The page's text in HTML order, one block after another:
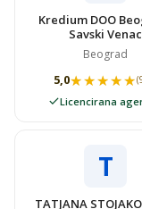
Kredium DOO
Savski Venac
Beograd
5,0★★★★★
★★★★★
Licencirana
T
TATJANA